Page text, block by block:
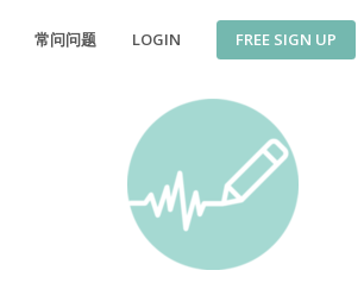
常问问题 LOGIN FREE SIGN UP